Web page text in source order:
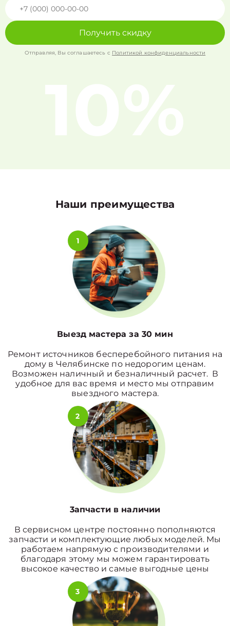
Получить скидку
Отправляя, Вы соглашаетесь с Политикой конфиденциальности
10%
Наши преимущества
1
Выезд мастера за 30 мин
Ремонт источников бесперебойного питания на
дому в Челябинске по недорогим ценам.
Возможен наличный и безналичный расчет. В
удобное для вас время и место мы отправим
выездного мастера.
2
3апчасти в наличии
В сервисном центре постоянно пополняются
запчасти и комплектующие любых моделей. Мы
работаем напрямую с производителями и
благодаря этому мы можем гарантировать
высокое качество и самые выгодные цены
3